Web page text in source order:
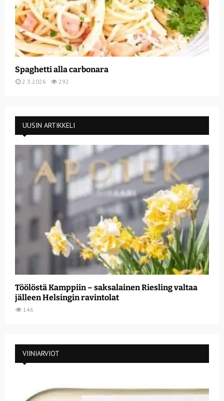
Spaghetti alla carbonara
2.3.2026 292
UUSIN ARTIKKELI
Töölöstä Kamppiin – saksalainen Riesling valtaa
jälleen Helsingin ravintolat
146
VIINIARVIOT